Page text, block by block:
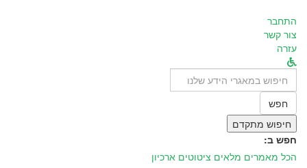
התחבר
צור קשר
עזרה
ב:
חפש
חיפוש מתקדם
חפש ב:
הכל מאמרים מלאים ציטוטים ארכיון